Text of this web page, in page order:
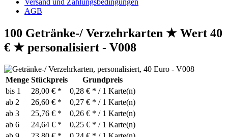
Versand und Zahlungsbedingungen
AGB
100 Getränke-/ Verzehrkarten ★ Wert 40
€ ★ personalisiert - V008
Menge Stückpreis
Grundpreis
bis 1 28,00 € *
0,28 € * / 1 Karte(n)
ab 2 26,60 € *
0,27 € * / 1 Karte(n)
ab 3 25,76 € *
0,26 € * / 1 Karte(n)
ab 6 24,64 € *
0,25 € * / 1 Karte(n)